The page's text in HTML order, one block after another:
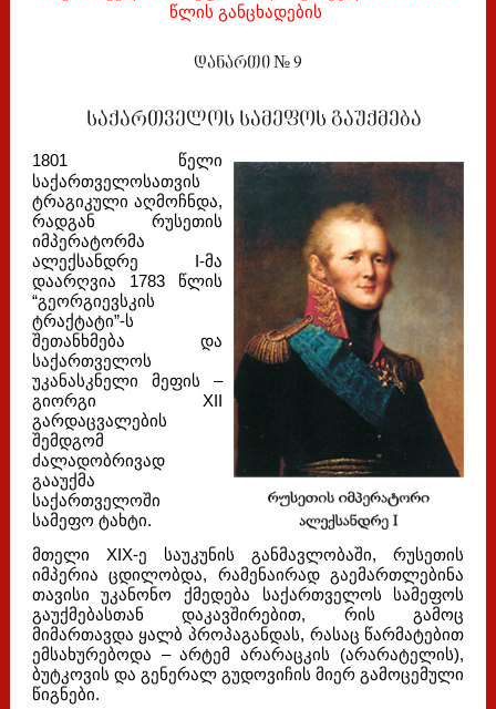
წლის განცხადების
დანართი № 9
საქართველოს სამეფოს გაუქმება
1801 წელი
საქართველოსათვის
ტრაგიკული აღმოჩნდა,
რადგან რუსეთის
იმპერატორმა
ალექსანდრე I-მა
დაარღვია 1783 წლის
“გეორგიევსკის
ტრაქტატი”-ს
შეთანხმება და
საქართველოს
უკანასკნელი მეფის –
გიორგი XII
გარდაცვალების
შემდგომ
ძალადობრივად
გააუქმა
საქართველოში
სამეფო ტახტი.
მთელი XIX-ე საუკუნის განმავლობაში, რუსეთის
იმპერია ცდილობდა, რამენაირად გაემართლებინა
თავისი უკანონო ქმედება საქართველოს სამეფოს
გაუქმებასთან დაკავშირებით, რის გამოც
მიმართავდა ყალბ პროპაგანდას, რასაც წარმატებით
ემსახურებოდა – არტემ არარაცკის (არარატელის),
ბუტკოვის და გენერალ გუდოვიჩის მიერ გამოცემული
წიგნები.